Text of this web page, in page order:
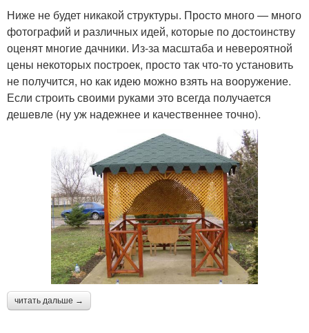
Ниже не будет никакой структуры. Просто много — много
фотографий и различных идей, которые по достоинству
оценят многие дачники. Из-за масштаба и невероятной
цены некоторых построек, просто так что-то установить
не получится, но как идею можно взять на вооружение.
Если строить своими руками это всегда получается
дешевле (ну уж надежнее и качественнее точно).
читать дальше →